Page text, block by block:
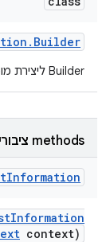
. Builder
‫Builder ליצירת מופע של
‫methods ציבוריים
Information
Information
context)